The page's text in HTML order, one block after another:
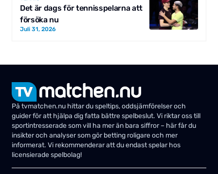
Det är dags för tennisspelarna att
försöka nu
Juli 31, 2026
På tvmatchen.nu hittar du speltips, oddsjämförelser och
guider för att hjälpa dig fatta bättre spelbeslut. Vi riktar oss till
sportintresserade som vill ha mer än bara siffror – här får du
insikter och analyser som gör betting roligare och mer
informerat. Vi rekommenderar att du endast spelar hos
licensierade spelbolag!